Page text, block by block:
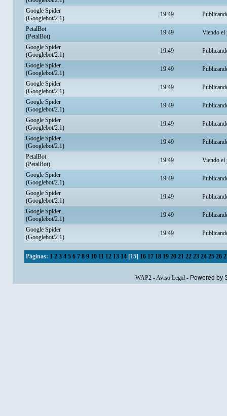
Google Spider
(Googlebot/2.1)
19:49
PetalBot
(PetalBot)
19:49 Viendo
Google Spider
(Googlebot/2.1)
19:49
Google Spider
(Googlebot/2.1)
19:49
Google Spider
(Googlebot/2.1)
19:49
Google Spider
(Googlebot/2.1)
19:49
Google Spider
(Googlebot/2.1)
19:49
Google Spider
(Googlebot/2.1)
19:49
PetalBot
(PetalBot)
19:49 Viendo
Google Spider
(Googlebot/2.1)
19:49
Google Spider
(Googlebot/2.1)
19:49
Google Spider
(Googlebot/2.1)
19:49
Google Spider
(Googlebot/2.1)
19:49
Páginas: 1 2 3 4 5 6 7 8 9 10 11 12 13 14[15]16 17 18 19 20 21 22 23 24 25 26
WAP2-Aviso Legal- Powered by